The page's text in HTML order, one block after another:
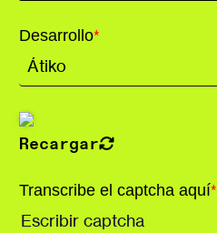
Desarrollo*
Recargar
Transcribe el captcha aquí*